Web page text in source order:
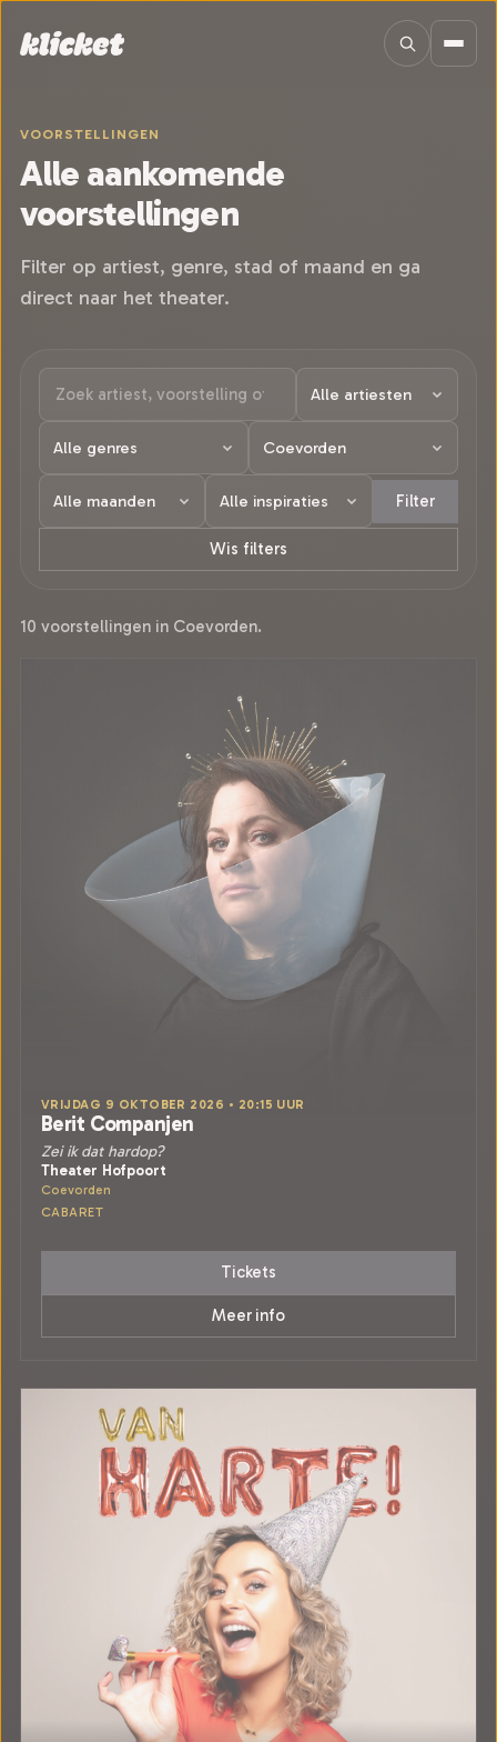
VOORSTELLINGEN
Alle aankomende
voorstellingen
Filter op artiest, genre, stad of maand en ga
direct naar het theater.
Filter
Wis filters
10 voorstellingen in Coevorden.
VRIJDAG 9 OKTOBER 2026 • 20:15 UUR
Berit Companjen
Zei ik dat hardop?
Theater Hofpoort
Coevorden
CABARET
Tickets
Meer info